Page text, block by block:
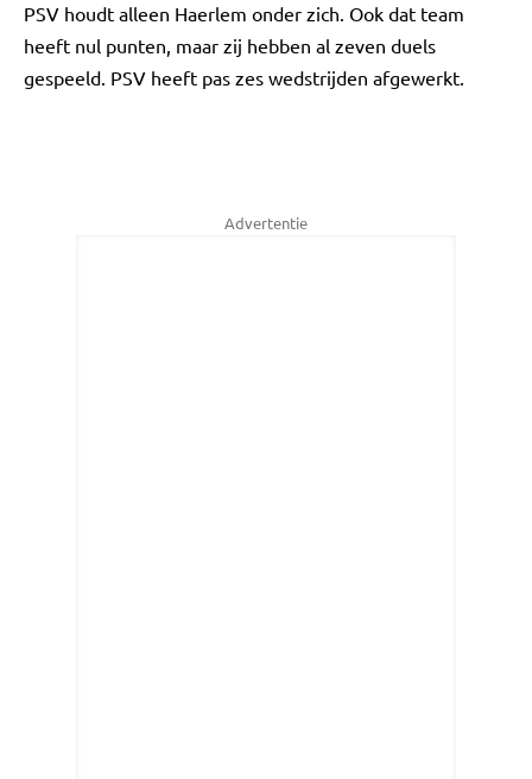
PSV houdt alleen Haerlem onder zich. Ook dat team
heeft nul punten, maar zij hebben al zeven duels
gespeeld. PSV heeft pas zes wedstrijden afgewerkt.
Advertentie